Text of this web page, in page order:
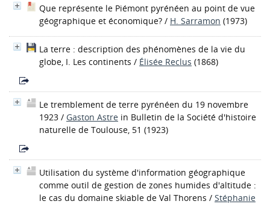
Que représente le Piémont pyrénéen au point de vue
géographique et économique? / H. Sarramon (1973)
La terre : description des phénomènes de la vie du
globe, I. Les continents / Élisée Reclus (1868)
Le tremblement de terre pyrénéen du 19 novembre
1923 / Gaston Astre in Bulletin de la Société d'histoire
naturelle de Toulouse, 51 (1923)
Utilisation du système d'information géographique
comme outil de gestion de zones humides d'altitude :
le cas du domaine skiable de Val Thorens / Stéphanie